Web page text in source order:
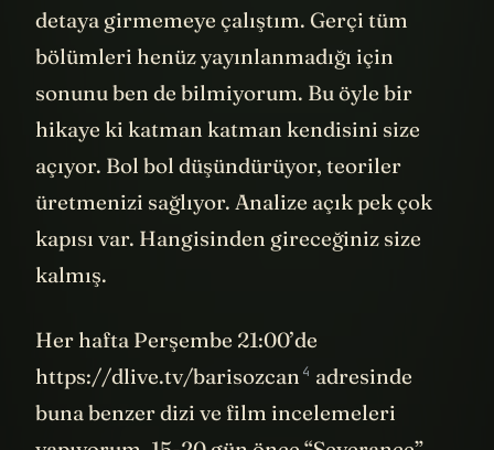
detaya girmemeye çalıştım. Gerçi tüm
bölümleri henüz yayınlanmadığı için
sonunu ben de bilmiyorum. Bu öyle bir
hikaye ki katman katman kendisini size
açıyor. Bol bol düşündürüyor, teoriler
üretmenizi sağlıyor. Analize açık pek çok
kapısı var. Hangisinden gireceğiniz size
kalmış.
Her hafta Perşembe 21:00’de
https://dlive.tv/barisozcan 4 adresinde
buna benzer dizi ve film incelemeleri